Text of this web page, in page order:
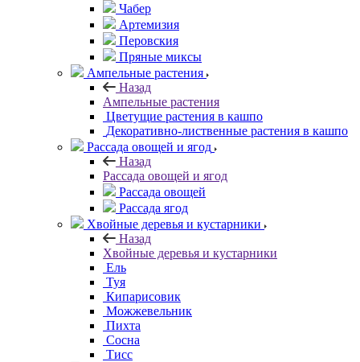
Чабер
Артемизия
Перовския
Пряные миксы
Ампельные растения
Назад
Ампельные растения
Цветущие растения в кашпо
Декоративно-лиственные растения в кашпо
Рассада овощей и ягод
Назад
Рассада овощей и ягод
Рассада овощей
Рассада ягод
Хвойные деревья и кустарники
Назад
Хвойные деревья и кустарники
Ель
Туя
Кипарисовик
Можжевельник
Пихта
Сосна
Тисc